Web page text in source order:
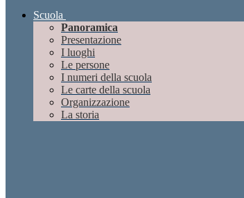
Scuola
Panoramica
Presentazione
I luoghi
Le persone
I numeri della scuola
Le carte della scuola
Organizzazione
La storia